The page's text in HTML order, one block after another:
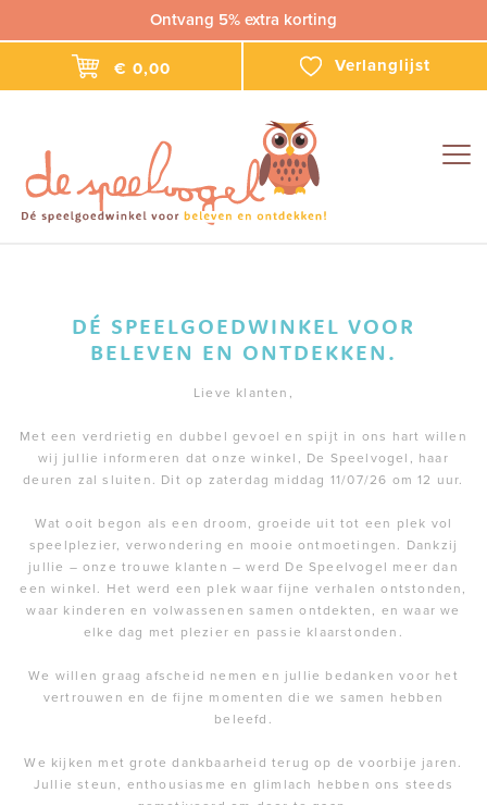
Ontvang 5% extra korting
€ 0,00 Verlanglijst
DÉ SPEELGOEDWINKEL VOOR
BELEVEN EN ONTDEKKEN.
Lieve klanten,
Met een verdrietig en dubbel gevoel en spijt in ons hart willen
wij jullie informeren dat onze winkel, De Speelvogel, haar
deuren zal sluiten. Dit op zaterdag middag 11/07/26 om 12 uur.
Wat ooit begon als een droom, groeide uit tot een plek vol
speelplezier, verwondering en mooie ontmoetingen. Dankzij
jullie – onze trouwe klanten – werd De Speelvogel meer dan
een winkel. Het werd een plek waar fijne verhalen ontstonden,
waar kinderen en volwassenen samen ontdekten, en waar we
elke dag met plezier en passie klaarstonden.
We willen graag afscheid nemen en jullie bedanken voor het
vertrouwen en de fijne momenten die we samen hebben
beleefd.
We kijken met grote dankbaarheid terug op de voorbije jaren.
Jullie steun, enthousiasme en glimlach hebben ons steeds